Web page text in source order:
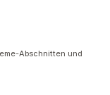
Abschnitten und